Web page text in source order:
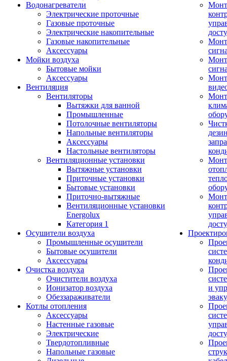
Водонагреватели
Электрические проточные
Газовые проточные
Электрические накопительные
Газовые накопительные
Аксессуары
Мойки воздуха
Бытовые мойки
Аксессуары
Вентиляция
Вентиляторы
Вытяжки для ванной
Промышленные
Потолочные вентиляторы
Напольные вентиляторы
Аксессуары
Настольные вентиляторы
Вентиляционные установки
Вытяжные установки
Приточные установки
Бытовые установки
Приточно-вытяжные
Вентиляционные установки
Energolux
Категория 1
Осушители воздуха
Промышленные осушители
Бытовые осушители
Аксессуары
Очистка воздуха
Очистители воздуха
Ионизатор воздуха
Обеззараживатели
Котлы отопления
Аксессуары
Настенные газовые
Электрические
Твердотопливные
Напольные газовые
и